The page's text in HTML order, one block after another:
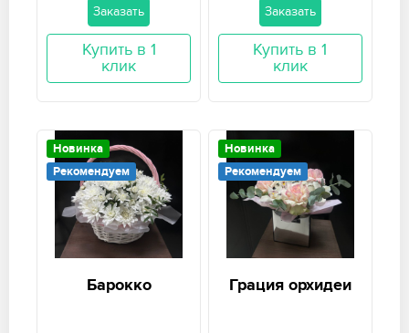
Заказать
Купить в 1
клик
Заказать
Купить в 1
клик
Новинка
Рекомендуем
Барокко
Новинка
Рекомендуем
Грация орхидеи